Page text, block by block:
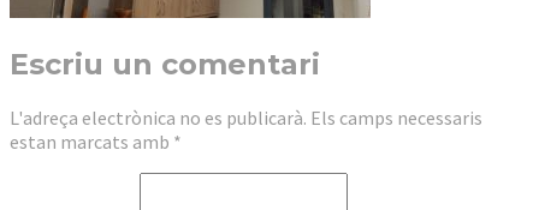
Escriu un comentari
L'adreça electrònica no es publicarà. Els camps necessaris
estan marcats amb *